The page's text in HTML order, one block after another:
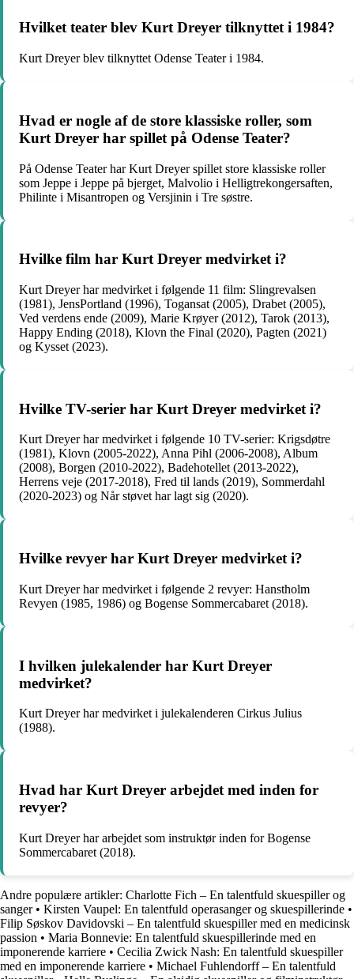
Hvilket teater blev Kurt Dreyer tilknyttet i 1984?
Kurt Dreyer blev tilknyttet Odense Teater i 1984.
Hvad er nogle af de store klassiske roller, som
Kurt Dreyer har spillet på Odense Teater?
På Odense Teater har Kurt Dreyer spillet store klassiske roller
som Jeppe i Jeppe på bjerget, Malvolio i Helligtrekongersaften,
Philinte i Misantropen og Versjinin i Tre søstre.
Hvilke film har Kurt Dreyer medvirket i?
Kurt Dreyer har medvirket i følgende 11 film: Slingrevalsen
(1981), JensPortland (1996), Togansat (2005), Drabet (2005),
Ved verdens ende (2009), Marie Krøyer (2012), Tarok (2013),
Happy Ending (2018), Klovn the Final (2020), Pagten (2021)
og Kysset (2023).
Hvilke TV-serier har Kurt Dreyer medvirket i?
Kurt Dreyer har medvirket i følgende 10 TV-serier: Krigsdøtre
(1981), Klovn (2005-2022), Anna Pihl (2006-2008), Album
(2008), Borgen (2010-2022), Badehotellet (2013-2022),
Herrens veje (2017-2018), Fred til lands (2019), Sommerdahl
(2020-2023) og Når støvet har lagt sig (2020).
Hvilke revyer har Kurt Dreyer medvirket i?
Kurt Dreyer har medvirket i følgende 2 revyer: Hanstholm
Revyen (1985, 1986) og Bogense Sommercabaret (2018).
I hvilken julekalender har Kurt Dreyer
medvirket?
Kurt Dreyer har medvirket i julekalenderen Cirkus Julius
(1988).
Hvad har Kurt Dreyer arbejdet med inden for
revyer?
Kurt Dreyer har arbejdet som instruktør inden for Bogense
Sommercabaret (2018).
Andre populære artikler: Charlotte Fich – En talentfuld skuespiller og
sanger• Kirsten Vaupel: En talentfuld operasanger og skuespillerinde •
Filip Søskov Davidovski – En talentfuld skuespiller med en medicinsk
passion • Maria Bonnevie: En talentfuld skuespillerinde med en
imponerende karriere • Cecilia Zwick Nash: En talentfuld skuespiller
med en imponerende karriere • Michael Fuhlendorff – En talentfuld